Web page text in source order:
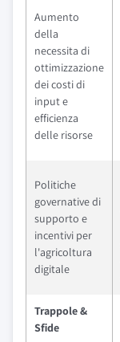
Aumento
della
necessita di
ottimizzazione
dei costi di
input e
efficienza
delle risorse
Politiche
governative di
supporto e
incentivi per
l'agricoltura
digitale
Trappole &
Sfide